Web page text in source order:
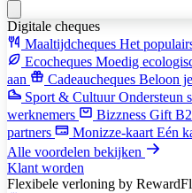
Digitale cheques
Maaltijdcheques Het
Ecocheques Moedig
aan
Cadeaucheques Beloon
Sport & CultuurOndersteun
werknemers
Bizzness Gift
partners
Monizze-kaart Eén
Alle voordelen bekijken
Klant worden
Flexibele verloning by